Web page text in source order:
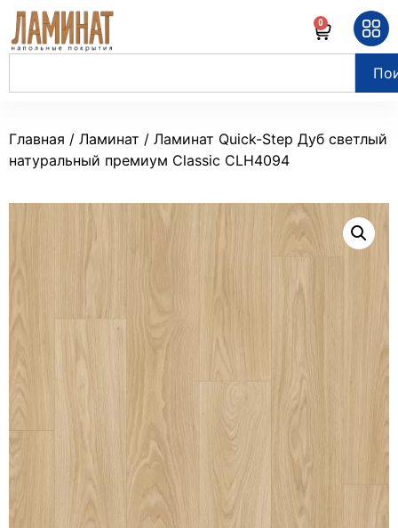
0
Главная / Ламинат / Ламинат Quick-Step Дуб светлый
натуральный премиум Classic CLH4094